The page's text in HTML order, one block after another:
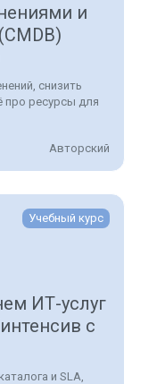
и
снизить
про ресурсы для
Авторский
Учебный курс
ИТ-услуг
с
и SLA,